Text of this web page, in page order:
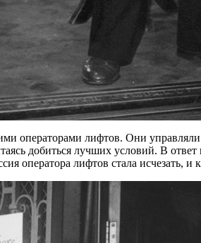
операторами лифтов. Они
добиться лучших условий. В
оператора лифтов стала исчезать, и к